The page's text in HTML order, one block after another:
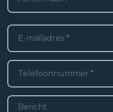
E-
mailadres*
Telefoon
Bericht